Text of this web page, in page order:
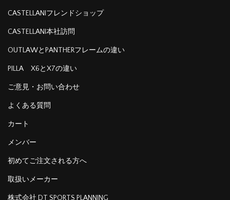
CASTELLANIフレンドショップ
CASTELLANI本社訪問
OUTLAWとPANTHERフレームの違い
PILLA X6とX7の違い
ご意見・お問い合わせ
よくある質問
カート
メンバー
初めてご注文される方へ
取扱いメーカー
株式会社 DT SPORTS PLANNING